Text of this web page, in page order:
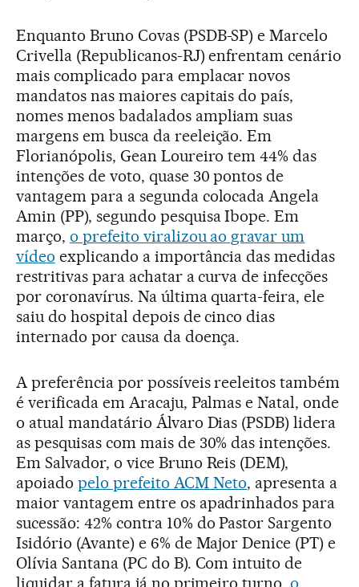
Enquanto Bruno Covas (PSDB-SP) e Marcelo
Crivella (Republicanos-RJ) enfrentam cenário
mais complicado para emplacar novos
mandatos nas maiores capitais do país,
nomes menos badalados ampliam suas
margens em busca da reeleição. Em
Florianópolis, Gean Loureiro tem 44% das
intenções de voto, quase 30 pontos de
vantagem para a segunda colocada Angela
Amin (PP), segundo pesquisa Ibope. Em
março, o prefeito viralizou ao gravar um
vídeo explicando a importância das medidas
restritivas para achatar a curva de infecções
por coronavírus. Na última quarta-feira, ele
saiu do hospital depois de cinco dias
internado por causa da doença.
A preferência por possíveis reeleitos também
é verificada em Aracaju, Palmas e Natal, onde
o atual mandatário Álvaro Dias (PSDB) lidera
as pesquisas com mais de 30% das intenções.
Em Salvador, o vice Bruno Reis (DEM),
apoiado pelo prefeito ACM Neto, apresenta a
maior vantagem entre os apadrinhados para
sucessão: 42% contra 10% do Pastor Sargento
Isidório (Avante) e 6% de Major Denice (PT) e
Olívia Santana (PC do B). Com intuito de
liquidar a fatura já no primeiro turno,o